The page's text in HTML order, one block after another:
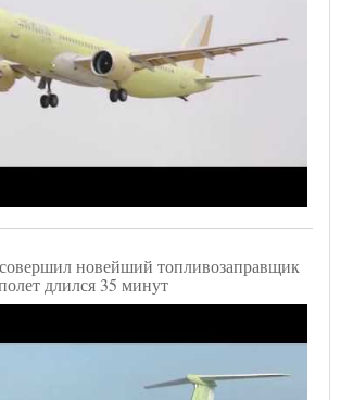
новейший топливозаправщик
длился 35 минут